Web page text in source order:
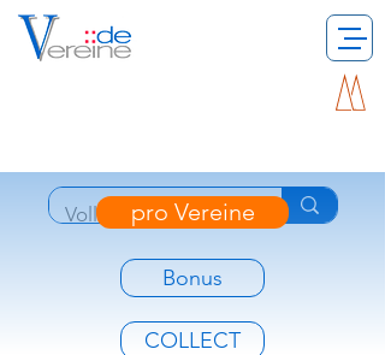
pro Vereine
Bonus
COLLECT